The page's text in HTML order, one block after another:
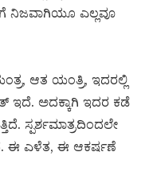
ನಿಜವಾಗಿಯೂ ಎಲ್ಲವೂ
ಆತ ಯಂತ್ರಿ, ಇದರಲ್ಲಿ
ಇದೆ. ಅದಕ್ಕಾಗಿ ಇದರ ಕಡೆ
ಸ್ಪರ್ಶಮಾತ್ರದಿಂದಲೇ
ಈ ಎಳೆತ, ಈ ಆಕರ್ಷಣೆ